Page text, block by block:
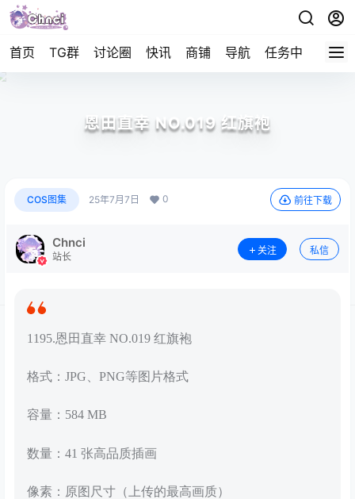
首页 TG群 讨论圈 快讯 商铺 导航 任务中心 帮助
恩田直幸 NO.019 红旗袍
COS图集 25年7月7日 0 前往下载
Chnci
站长
关注 私信
1195.恩田直幸 NO.019 红旗袍
格式：JPG、PNG等图片格式
容量：584 MB
数量：41 张高品质插画
像素：原图尺寸（上传的最高画质）